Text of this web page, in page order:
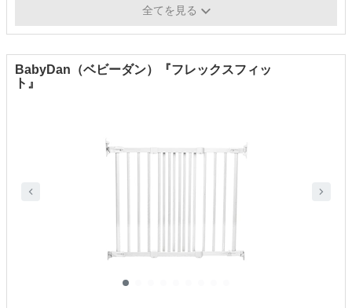
ナチュラルウッド
全てを見る
BabyDan（ベビーダン）『フレックスフィッ
ト』